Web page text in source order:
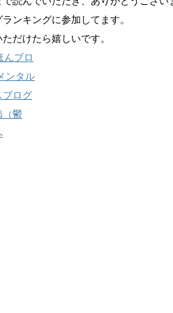
ランキングに参加してます。
だけたら嬉しいです。